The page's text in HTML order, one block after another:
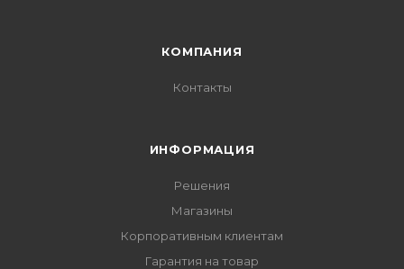
КОМПАНИЯ
Контакты
ИНФОРМАЦИЯ
Решения
Магазины
Корпоративным клиентам
Гарантия на товар